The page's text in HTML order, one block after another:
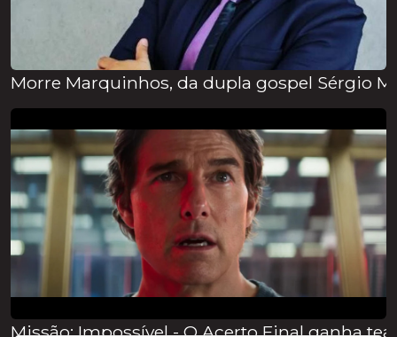
Morre Marquinhos, da dupla gospel Sérgio
Missão: Impossível - O Acerto Final ganha